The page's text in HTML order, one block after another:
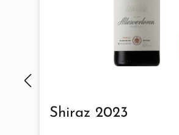
Shiraz 2023